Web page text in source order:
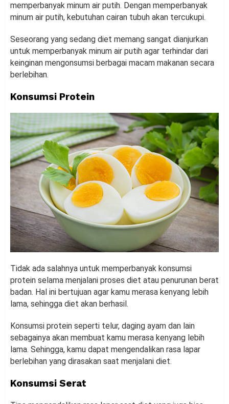
memperbanyak minum air putih. Dengan memperbanyak
minum air putih, kebutuhan cairan tubuh akan tercukupi.
Seseorang yang sedang diet memang sangat dianjurkan
untuk memperbanyak minum air putih agar terhindar dari
keinginan mengonsumsi berbagai macam makanan secara
berlebihan.
Konsumsi Protein
Tidak ada salahnya untuk memperbanyak konsumsi
protein selama menjalani proses diet atau penurunan berat
badan. Hal ini bertujuan agar kamu merasa kenyang lebih
lama, sehingga diet akan berhasil.
Konsumsi protein seperti telur, daging ayam dan lain
sebagainya akan membuat kamu merasa kenyang lebih
lama. Sehingga, kamu dapat mengendalikan rasa lapar
berlebihan yang dirasakan saat menjalani diet.
Konsumsi Serat